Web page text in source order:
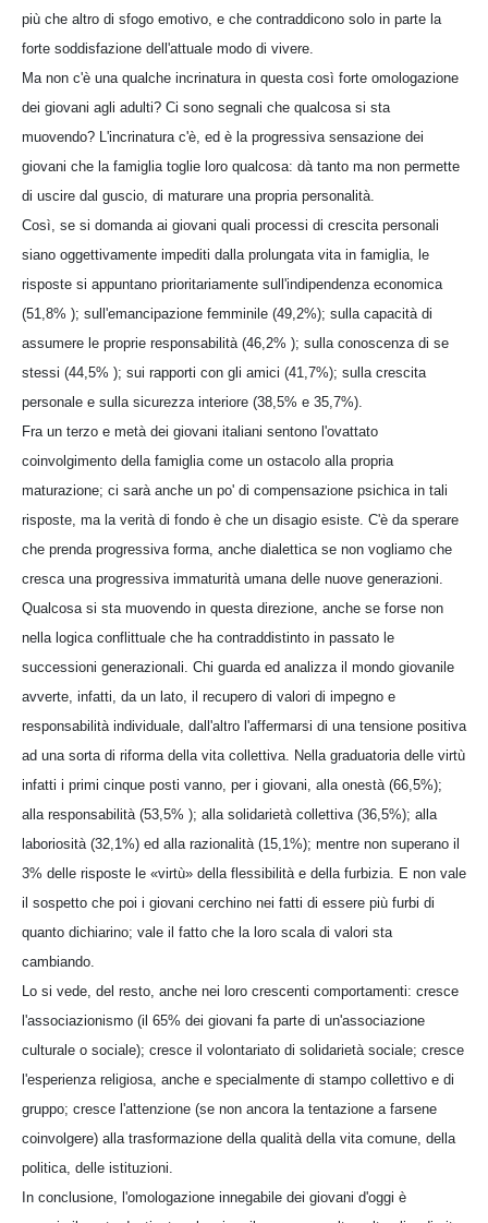
più che altro di sfogo emotivo, e che contraddicono solo in parte la
forte soddisfazione dell'attuale modo di vivere.
Ma non c'è una qualche incrinatura in questa così forte omologazione
dei giovani agli adulti? Ci sono segnali che qualcosa si sta
muovendo? L'incrinatura c'è, ed è la progressiva sensazione dei
giovani che la famiglia toglie loro qualcosa: dà tanto ma non permette
di uscire dal guscio, di maturare una propria personalità.
Così, se si domanda ai giovani quali processi di crescita personali
siano oggettivamente impediti dalla prolungata vita in famiglia, le
risposte si appuntano prioritariamente sull'indipendenza economica
(51,8% ); sull'emancipazione femminile (49,2%); sulla capacità di
assumere le proprie responsabilità (46,2% ); sulla conoscenza di se
stessi (44,5% ); sui rapporti con gli amici (41,7%); sulla crescita
personale e sulla sicurezza interiore (38,5% e 35,7%).
Fra un terzo e metà dei giovani italiani sentono l'ovattato
coinvolgimento della famiglia come un ostacolo alla propria
maturazione; ci sarà anche un po' di compensazione psichica in tali
risposte, ma la verità di fondo è che un disagio esiste. C'è da sperare
che prenda progressiva forma, anche dialettica se non vogliamo che
cresca una progressiva immaturità umana delle nuove generazioni.
Qualcosa si sta muovendo in questa direzione, anche se forse non
nella logica conflittuale che ha contraddistinto in passato le
successioni generazionali. Chi guarda ed analizza il mondo giovanile
avverte, infatti, da un lato, il recupero di valori di impegno e
responsabilità individuale, dall'altro l'affermarsi di una tensione positiva
ad una sorta di riforma della vita collettiva. Nella graduatoria delle virtù
infatti i primi cinque posti vanno, per i giovani, alla onestà (66,5%);
alla responsabilità (53,5% ); alla solidarietà collettiva (36,5%); alla
laboriosità (32,1%) ed alla razionalità (15,1%); mentre non superano il
3% delle risposte le «virtù» della flessibilità e della furbizia. E non vale
il sospetto che poi i giovani cerchino nei fatti di essere più furbi di
quanto dichiarino; vale il fatto che la loro scala di valori sta
cambiando.
Lo si vede, del resto, anche nei loro crescenti comportamenti: cresce
l'associazionismo (il 65% dei giovani fa parte di un'associazione
culturale o sociale); cresce il volontariato di solidarietà sociale; cresce
l'esperienza religiosa, anche e specialmente di stampo collettivo e di
gruppo; cresce l'attenzione (se non ancora la tentazione a farsene
coinvolgere) alla trasformazione della qualità della vita comune, della
politica, delle istituzioni.
In conclusione, l'omologazione innegabile dei giovani d'oggi è